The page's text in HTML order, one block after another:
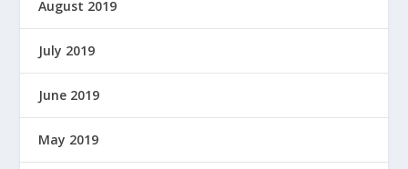
August 2019
July 2019
June 2019
May 2019